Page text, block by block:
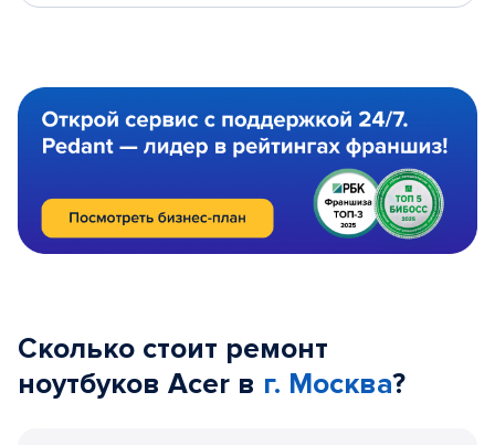
Сколько стоит ремонт
ноутбуков Acer в г. Москва?